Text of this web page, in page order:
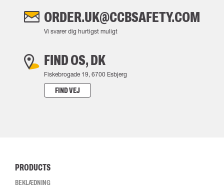
ORDER.UK@CCBSAFETY.COM
Vi svarer dig hurtigst muligt
FIND OS, DK
Fiskebrogade 19, 6700 Esbjerg
FIND VEJ
PRODUCTS
BEKLÆDNING